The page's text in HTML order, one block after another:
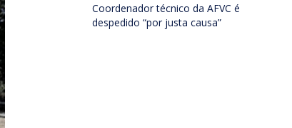
Coordenador técnico da AFVC é
despedido “por justa causa”